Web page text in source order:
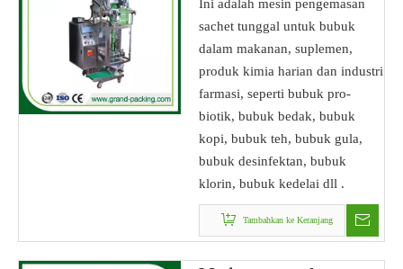
Ini adalah mesin pengemasan
sachet tunggal untuk bubuk
dalam makanan, suplemen,
produk kimia harian dan industri
farmasi, seperti bubuk pro-
biotik, bubuk bedak, bubuk
kopi, bubuk teh, bubuk gula,
bubuk desinfektan, bubuk
klorin, bubuk kedelai dll .
Tambahkan ke Keranjang